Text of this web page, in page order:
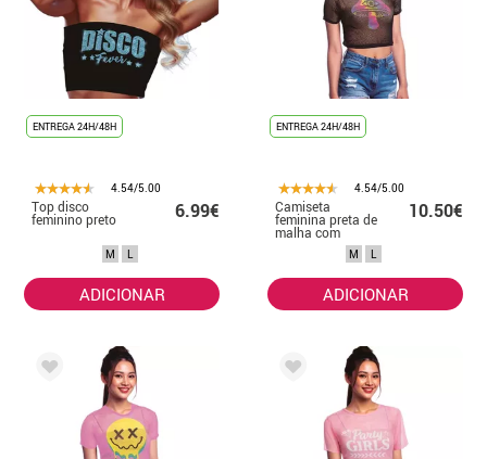
ENTREGA 24H/48H
4.54/5.00
Top disco
feminino preto 6.99€
M L
ADICIONAR
ENTREGA 24H/48H
4.54/5.00
Camiseta
feminina preta de
malha com
10.50€
M L
ADICIONAR